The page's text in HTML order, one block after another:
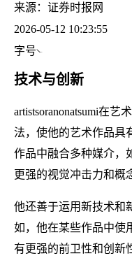
来源： 证券时报网
2026-05-12 10:23:55
字号
技术与创新
artistsoranonatsumi在
法，使他的艺术作品具
作品中融合多种媒介，
更强的视觉冲击力和概
他还善于运用新技术和
如，他在某些作品中使
有更强的前卫性和创新